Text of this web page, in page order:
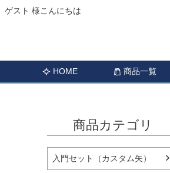
ゲスト 様こんにちは
HOME 商品一覧
商品カテゴリ
入門セット（カスタム矢）